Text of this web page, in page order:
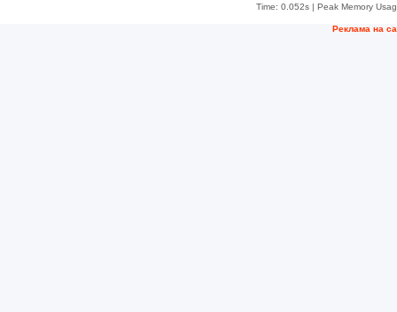
Time: 0.052s| Peak Memory
Рeклама на